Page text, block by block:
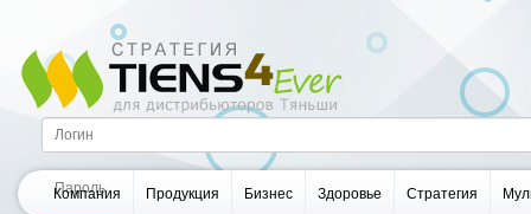
Компания Продукция Бизнес Здоровье Стратегия